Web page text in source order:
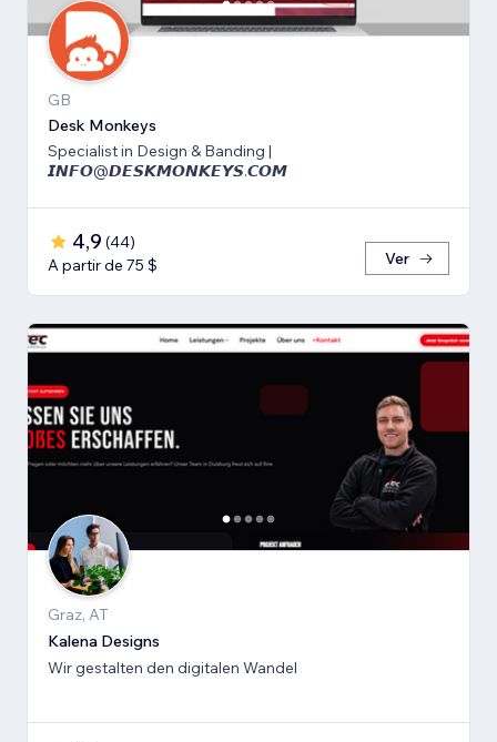
GB
Desk Monkeys
Specialist in Design & Banding |
𝙄𝙉𝙁𝙊@𝘿𝙀𝙎𝙆𝙈𝙊𝙉𝙆𝙀𝙔𝙎.𝘾𝙊𝙈
4,9 (44)
A partir de 75 $
Ver
Graz, AT
Kalena Designs
Wir gestalten den digitalen Wandel